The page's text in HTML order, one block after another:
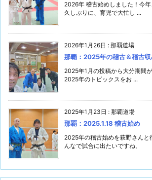
2026年 稽古始めしました！今年
久しぶりに、育児で大忙し ...
2026年1月26日 : 那覇道場
那覇：2025年の稽古＆稽古
2025年1月の投稿から大分期間
2025年のトピックスをお ...
2025年1月23日 : 那覇道場
那覇：2025.1.18 稽古始め
2025年の稽古始めを萩野さんと
んなで試合に出たいですね。